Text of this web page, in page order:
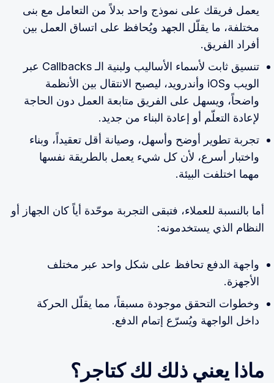
يعمل فريقك على نموذج واحد بدلاً من التعامل مع بنى
مختلفة، ما يقلّل الجهد ويُحافظ على اتساق العمل بين
أفراد الفريق.
تنسيق ثابت لأسماء الأساليب ولبنية الـ Callbacks عبر
الويب وiOS وأندرويد، ليصبح الانتقال بين الأنظمة
واضحاً، ويسهل على الفريق متابعة العمل دون الحاجة
لإعادة التعلّم أو إعادة البناء من جديد.
تجربة تطوير أوضح وأسهل، وصيانة أقل تعقيداً، وبناء
واختبار أسرع، لأن كل شيء يعمل بالطريقة نفسها
مهما اختلفت البيئة.
أما بالنسبة للعملاء، فتبقى التجربة موحّدة أياً كان الجهاز أو
النظام الذي يستخدمونه:
واجهة الدفع تحافظ على شكل واحد عبر مختلف
الأجهزة.
وخطوات التحقق موجودة مسبقاً، مما يقلّل الحركة
داخل الواجهة ويُسرّع إتمام الدفع.
ماذا يعني ذلك لك كتاجر؟